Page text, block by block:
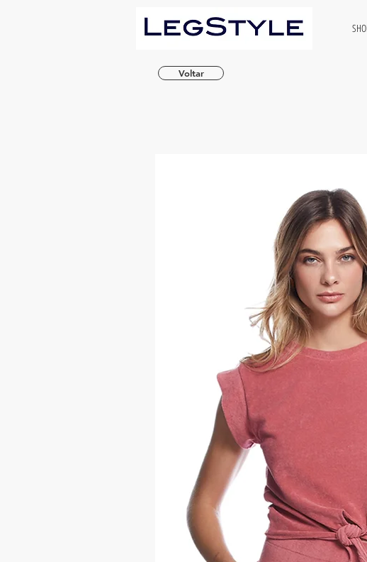
Voltar